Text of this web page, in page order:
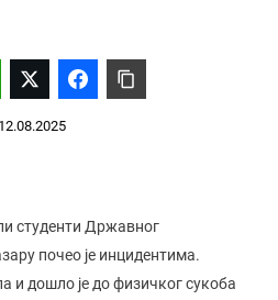
12.08.2025
студенти Државног
почео је инцидентима.
и дошло је до физичког сукоба